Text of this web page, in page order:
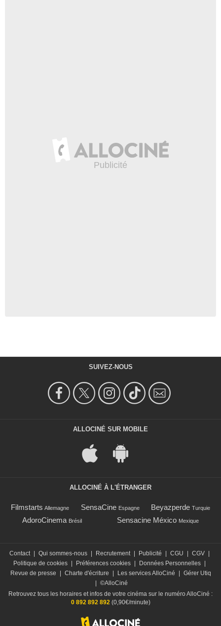
SUIVEZ-NOUS
ALLOCINÉ SUR MOBILE
ALLOCINÉ À L'ÉTRANGER
Filmstarts Allemagne SensaCine Espagne Beyazperde Turquie
AdoroCinema Brésil Sensacine México Mexique
Contact Qui sommes-nous Recrutement Publicité CGU CGV
Politique de cookies
Préférences cookies Données Personnelles
Revue de presse
Charte d'écriture Les services AlloCiné
Gérer Utiq
©AlloCiné
Retrouvez tous les horaires et infos de votre cinéma sur le numéro AlloCiné :
0 892 892 892(0,90€/minute)